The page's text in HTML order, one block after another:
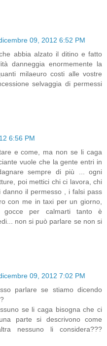
09, 2012 6:52 PM
abbia alzato il ditino e fatto
danneggia enormemente la
milaeuro costi alle vostre
selvaggia di permessi
6:56 PM
e come, ma non se li caga
vuole che la gente entri in
sempre di più ... ogni
poi mettici chi ci lavora, chi
il permesso , i falsi pass
con me in taxi per un giorno,
per calmarti tanto è
non si può parlare se non si
09, 2012 7:02 PM
parlare se stiamo dicendo
se li caga bisogna che ci
parte si descrivono come
nessuno li considera???